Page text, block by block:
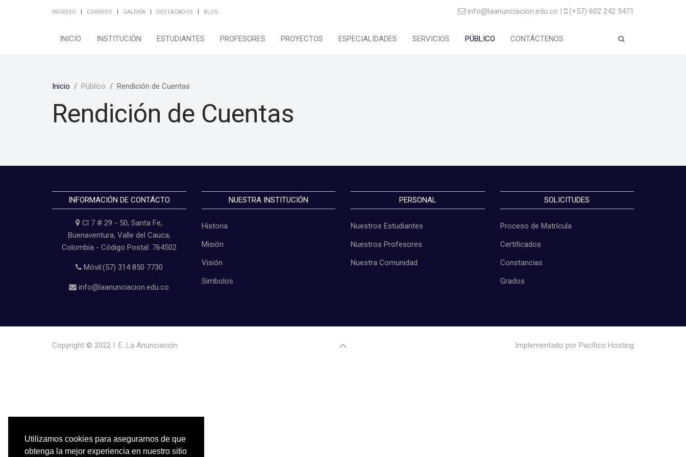
Utilizamos cookies para asegurarnos de que
obtenga la mejor experiencia en nuestro sitio
INGRESO CORREOS GALERÍA DESTACADOS BLOG info@laanunciacion.edu.co | (+57) 602 242 5471
INICIO INSTITUCIÓN ESTUDIANTES PROFESORES PROYECTOS ESPECIALIDADES SERVICIOS PÚBLICO CONTÁCTENOS
Inicio Público Rendición de Cuentas
Rendición de Cuentas
INFORMACIÓN DE CONTÁCTO
Cl 7 # 29 - 50, Santa Fe,
Buenaventura, Valle del Cauca,
Colombia - Código Postal: 764502
Móvil:(57) 314 850 7730
info@laanunciacion.edu.co
NUESTRA INSTITUCIÓN
Historia
Misión
Visión
Simbolos
PERSONAL
Nuestros Estudiantes
Nuestros Profesores
Nuestra Comunidad
SOLICITUDES
Proceso de Matrícula
Certificados
Constancias
Grados
Copyright © 2022 I. E. La Anunciación Implementado por Pacífico Hosting